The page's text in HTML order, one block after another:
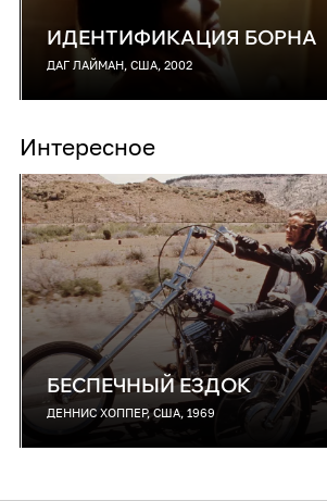
ИДЕНТИФИКАЦИЯ БОРНА
ДАГ ЛАЙМАН, США, 2002
Интересное
БЕСПЕЧНЫЙ ЕЗДОК
ДЕННИС ХОППЕР, США, 1969